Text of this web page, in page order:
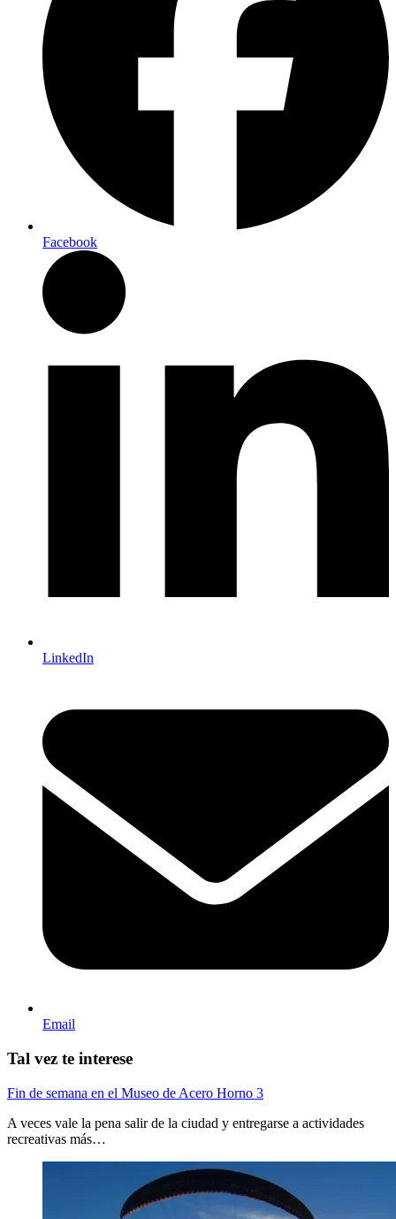
Facebook
LinkedIn
Email
Tal vez te interese
Fin de semana en el Museo de Acero Horno 3
A veces vale la pena salir de la ciudad y entregarse a actividades
recreativas más…